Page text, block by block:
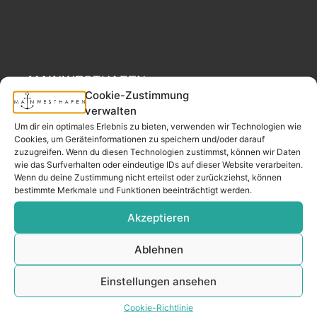
Cookie-Zustimmung
verwalten
Um dir ein optimales Erlebnis zu bieten, verwenden wir Technologien wie
Cookies, um Geräteinformationen zu speichern und/oder darauf
zuzugreifen. Wenn du diesen Technologien zustimmst, können wir Daten
wie das Surfverhalten oder eindeutige IDs auf dieser Website verarbeiten.
Wenn du deine Zustimmung nicht erteilst oder zurückziehst, können
bestimmte Merkmale und Funktionen beeinträchtigt werden.
Akzeptieren
Ablehnen
Einstellungen ansehen
Cookie-Richtlinie
MAINWESTHAFEN
IMMOBILIEN
Ihr Immobilienpartner
aus der
Nachbarschaft.
– seit 2017.
Adresse
Mainwesthafen Immobilien Speicherstraße 5